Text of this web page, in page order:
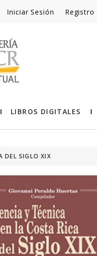
Iniciar Sesión Registro
LIBROS DIGITALES
DEL SIGLO XIX